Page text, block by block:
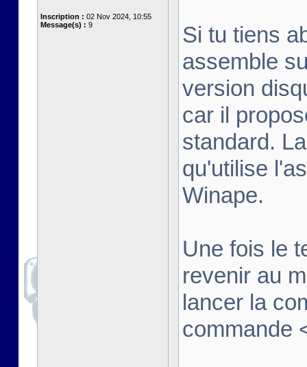
Inscription : 02 Nov 2024, 10:55
Message(s) : 9
Si tu tiens
assemble
version
car il
standard.
qu'utilise
Winape.
Une fois le
revenir au
lancer la
commande